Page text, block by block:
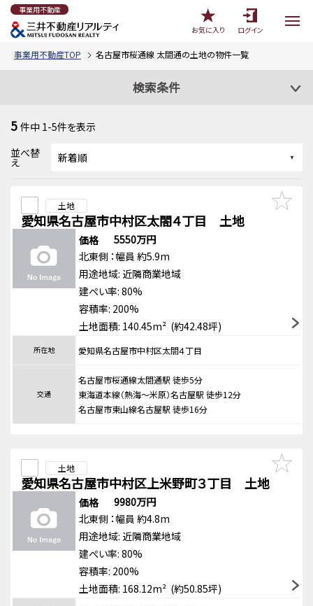
事業用不動産
お気に入り
ログイン
事業用不動産TOP 名古屋市桜通線 太閤通の土地の物件一覧
検索条件
5 件中 1-5件を表示
並べ替
え
土地
愛知県名古屋市中村区太閤４丁目 土地
価格
5550万円
北東側 ：幅員 約5.9m
用途地域: 近隣商業地域
建ぺい率: 80%
容積率: 200%
土地面積: 140.45m² (約42.48坪)
所在地 愛知県名古屋市中村区太閤４丁目
交通
名古屋市桜通線太閤通駅 徒歩5分
東海道本線（熱海～米原）名古屋駅 徒歩12分
名古屋市東山線名古屋駅 徒歩16分
土地
愛知県名古屋市中村区上米野町３丁目 土地
価格
9980万円
北東側 ：幅員 約4.8m
用途地域: 近隣商業地域
建ぺい率: 80%
容積率: 200%
土地面積: 168.12m² (約50.85坪)